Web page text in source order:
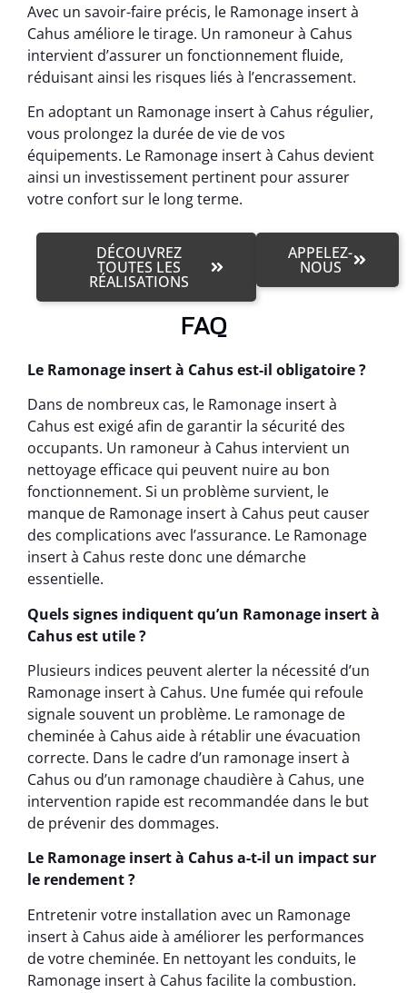
Avec un savoir-faire précis, le Ramonage insert à
Cahus améliore le tirage. Un ramoneur à Cahus
intervient d’assurer un fonctionnement fluide,
réduisant ainsi les risques liés à l’encrassement.
En adoptant un Ramonage insert à Cahus régulier,
vous prolongez la durée de vie de vos
équipements. Le Ramonage insert à Cahus devient
ainsi un investissement pertinent pour assurer
votre confort sur le long terme.
DÉCOUVREZ
TOUTES LES
RÉALISATIONS
APPELEZ-
NOUS
FAQ
Le Ramonage insert à Cahus est-il obligatoire ?
Dans de nombreux cas, le Ramonage insert à
Cahus est exigé afin de garantir la sécurité des
occupants. Un ramoneur à Cahus intervient un
nettoyage efficace qui peuvent nuire au bon
fonctionnement. Si un problème survient, le
manque de Ramonage insert à Cahus peut causer
des complications avec l’assurance. Le Ramonage
insert à Cahus reste donc une démarche
essentielle.
Quels signes indiquent qu’un Ramonage insert à
Cahus est utile ?
Plusieurs indices peuvent alerter la nécessité d’un
Ramonage insert à Cahus. Une fumée qui refoule
signale souvent un problème. Le ramonage de
cheminée à Cahus aide à rétablir une évacuation
correcte. Dans le cadre d’un ramonage insert à
Cahus ou d’un ramonage chaudière à Cahus, une
intervention rapide est recommandée dans le but
de prévenir des dommages.
Le Ramonage insert à Cahus a-t-il un impact sur
le rendement ?
Entretenir votre installation avec un Ramonage
insert à Cahus aide à améliorer les performances
de votre cheminée. En nettoyant les conduits, le
Ramonage insert à Cahus facilite la combustion.